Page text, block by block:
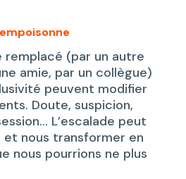
remplacé (par un autre
amie, par un collègue)
peuvent modifier
Doute, suspicion,
L’escalade peut
nous transformer en
nous pourrions ne plus